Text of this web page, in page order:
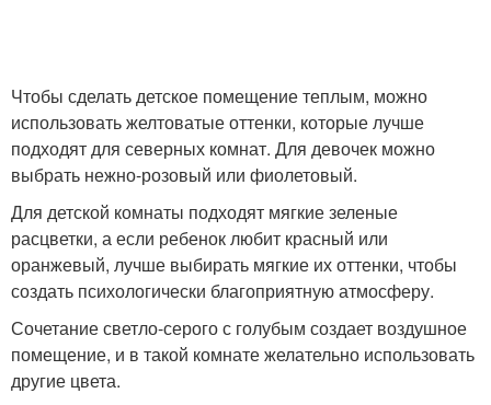
Чтобы сделать детское помещение теплым, можно
использовать желтоватые оттенки, которые лучше
подходят для северных комнат. Для девочек можно
выбрать нежно-розовый или фиолетовый.
Для детской комнаты подходят мягкие зеленые
расцветки, а если ребенок любит красный или
оранжевый, лучше выбирать мягкие их оттенки, чтобы
создать психологически благоприятную атмосферу.
Сочетание светло-серого с голубым создает воздушное
помещение, и в такой комнате желательно использовать
другие цвета.